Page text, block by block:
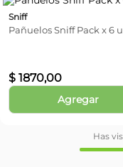
Sniff
Pañuelos Sniff Pack x 6
$ 1870,00
Agregar
Has